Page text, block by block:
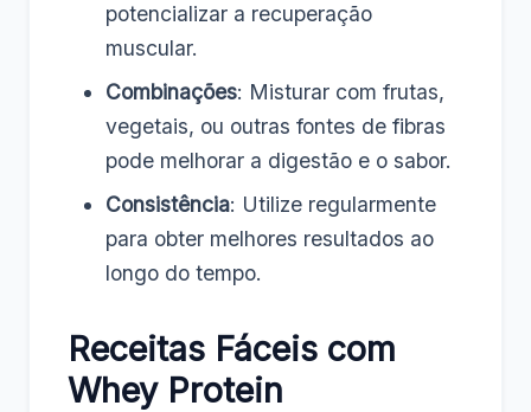
potencializar a recuperação
muscular.
Combinações: Misturar com frutas,
vegetais, ou outras fontes de fibras
pode melhorar a digestão e o sabor.
Consistência: Utilize regularmente
para obter melhores resultados ao
longo do tempo.
Receitas Fáceis com
Whey Protein